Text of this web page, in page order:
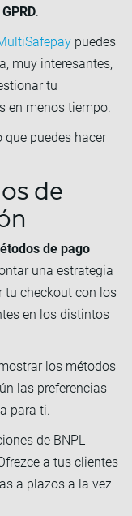
.
puedes
muy interesantes,
tu
en menos tiempo.
que puedes hacer
de
de pago
una estrategia
tu checkout con los
en los distintos
los métodos
las preferencias
para ti.
de BNPL
a tus clientes
a plazos a la vez